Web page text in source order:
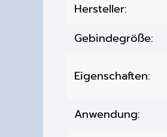
Hersteller:
Gebindegröße:
Eigenschaften:
Anwendung: